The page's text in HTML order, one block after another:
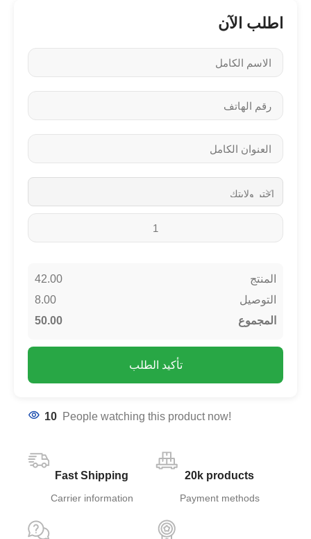
اطلب الآن
المنتج
42.00
التوصيل
8.00
المجموع
50.00
تأكيد الطلب
10 People watching this product now!
Fast Shipping
Carrier information
20k products
Payment methods